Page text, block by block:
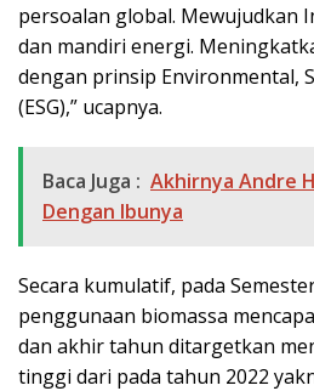
persoalan global. Mewujudkan
dan mandiri energi.
dengan prinsip Environmental,
(ESG),” ucapnya.
Baca Juga : Akhirnya Andre
Dengan Ibunya
Secara kumulatif, pada
penggunaan biomassa
dan akhir tahun ditargetkan
tinggi dari pada tahun 2022